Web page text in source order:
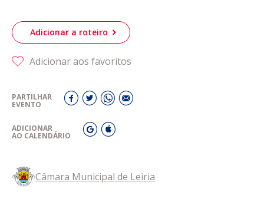
Adicionar a roteiro
Adicionar aos favoritos
PARTILHAR
EVENTO
ADICIONAR
AO CALENDÁRIO
Câmara Municipal de Leiria